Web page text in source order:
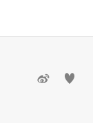
 